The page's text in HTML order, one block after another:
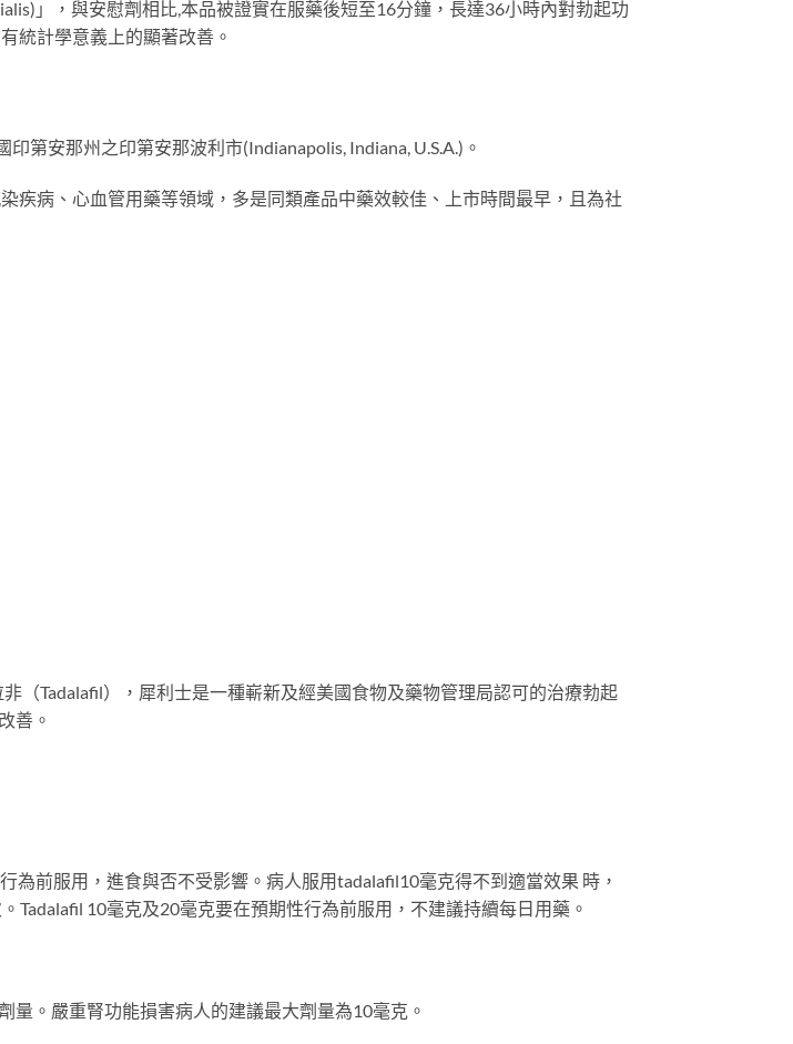
」，與安慰劑相比,本品被證實在服藥後短至16分鐘，長達36小時內對勃起功
統計學意義上的顯著改善。
第安那州之印第安那波利市(Indianapolis, Indiana, U.S.A.)。
疾病、心血管用藥等領域，多是同類產品中藥效較佳、上市時間最早，且為社
（Tadalafil），犀利士是一種嶄新及經美國食物及藥物管理局認可的治療勃起
善。
前服用，進食與否不受影響。病人服用tadalafil10毫克得不到適當效果 時，
10毫克及20毫克要在預期性行為前服用，不建議持續每日用藥。
。嚴重腎功能損害病人的建議最大劑量為10毫克。